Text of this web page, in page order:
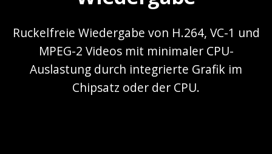
Ruckelfreie Wiedergabe von H.264, VC-1 und
MPEG-2 Videos mit minimaler CPU-
Auslastung durch integrierte Grafik im
Chipsatz oder der CPU.